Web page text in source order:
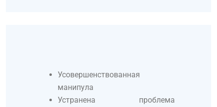
Усовершенствованная
манипула
Устранена проблема